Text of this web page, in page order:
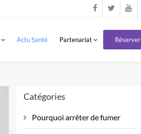
Actu Santé Partenariat Réserver
Catégories
Pourquoi arrêter de fumer